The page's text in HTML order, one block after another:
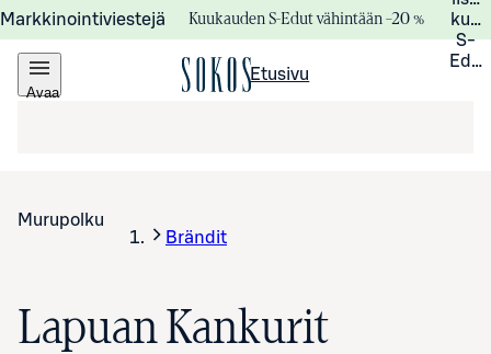
Markkinointiviestejä Kuukauden S-Edut vähintään –20 %
S-
Avaa
Etusivu
Murupolku
Brändit
Lapuan Kankurit